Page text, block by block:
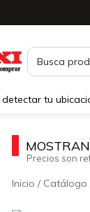
tu
Precios son
Inicio / Catálogo